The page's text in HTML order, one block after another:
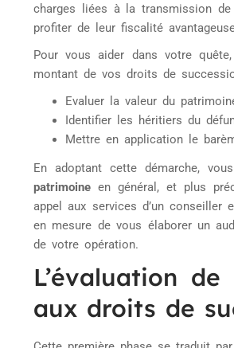
charges liées à la transmission de
profiter de leur fiscalité
Pour vous aider dans votre
montant de vos droits de
Evaluer la valeur du
Identifier les héritiers du
Mettre en application le
En adoptant cette démarche,
patrimoine en général, et plus
appel aux services d’un
en mesure de vous élaborer un
de votre opération.
L’évaluation
aux droits de